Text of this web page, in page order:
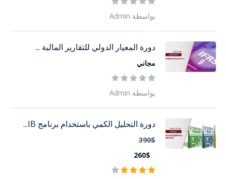
بواسطة Admin
دورة المعيار الدولي للتقارير المالية ...
مجاني
بواسطة Admin
دورة التحليل الكمي باستخدام برنامج IB...
390$
260$